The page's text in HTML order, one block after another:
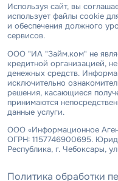
Используя сайт, вы
использует файлы cookie
и обеспечения должного
сервисов.
ООО "ИА "Займ.ком" не
кредитной организацией,
денежных средств.
исключительно
решения, касающиеся
принимаются
данные услуги.
ООО «Информационное
ОГРН: 1157746900695.
Республика, г. Чебоксары,
Политика обработки